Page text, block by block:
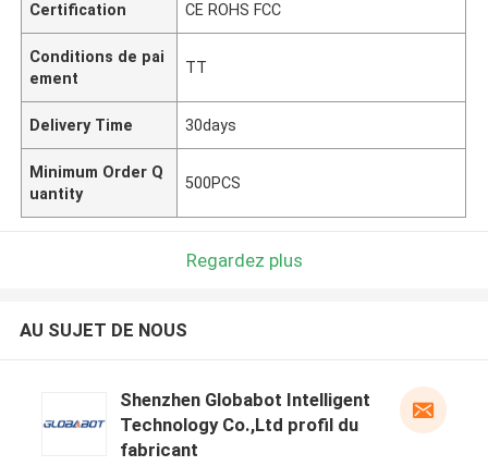
Certification CE ROHS FCC
Conditions de pai
ement
TT
Delivery Time 30days
Minimum Order Q
uantity
500PCS
Regardez plus
AU SUJET DE NOUS
Shenzhen Globabot Intelligent
Technology Co.,Ltd profil du
fabricant